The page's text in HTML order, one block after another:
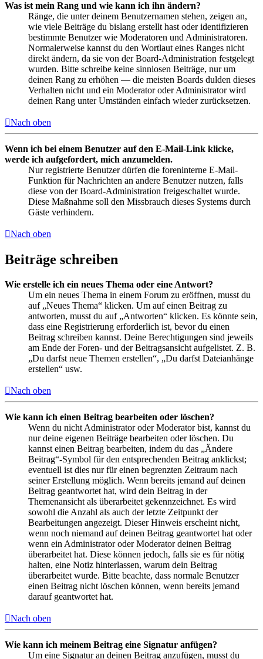
Was ist mein Rang und wie kann ich ihn ändern?
Ränge, die unter deinem Benutzernamen stehen, zeigen an,
wie viele Beiträge du bislang erstellt hast oder identifizieren
bestimmte Benutzer wie Moderatoren und Administratoren.
Normalerweise kannst du den Wortlaut eines Ranges nicht
direkt ändern, da sie von der Board-Administration festgelegt
wurden. Bitte schreibe keine sinnlosen Beiträge, nur um
deinen Rang zu erhöhen — die meisten Boards dulden dieses
Verhalten nicht und ein Moderator oder Administrator wird
deinen Rang unter Umständen einfach wieder zurücksetzen.
Nach oben
Wenn ich bei einem Benutzer auf den E-Mail-Link klicke,
werde ich aufgefordert, mich anzumelden.
Nur registrierte Benutzer dürfen die foreninterne E-Mail-
Funktion für Nachrichten an andere Benutzer nutzen, falls
diese von der Board-Administration freigeschaltet wurde.
Diese Maßnahme soll den Missbrauch dieses Systems durch
Gäste verhindern.
Nach oben
Beiträge schreiben
Wie erstelle ich ein neues Thema oder eine Antwort?
Um ein neues Thema in einem Forum zu eröffnen, musst du
auf „Neues Thema“ klicken. Um auf einen Beitrag zu
antworten, musst du auf „Antworten“ klicken. Es könnte sein,
dass eine Registrierung erforderlich ist, bevor du einen
Beitrag schreiben kannst. Deine Berechtigungen sind jeweils
am Ende der Foren- und der Beitragsansicht aufgelistet. Z. B.
„Du darfst neue Themen erstellen“, „Du darfst Dateianhänge
erstellen“ usw.
Nach oben
Wie kann ich einen Beitrag bearbeiten oder löschen?
Wenn du nicht Administrator oder Moderator bist, kannst du
nur deine eigenen Beiträge bearbeiten oder löschen. Du
kannst einen Beitrag bearbeiten, indem du das „Ändere
Beitrag“-Symbol für den entsprechenden Beitrag anklickst;
eventuell ist dies nur für einen begrenzten Zeitraum nach
seiner Erstellung möglich. Wenn bereits jemand auf deinen
Beitrag geantwortet hat, wird dein Beitrag in der
Themenansicht als überarbeitet gekennzeichnet. Es wird
sowohl die Anzahl als auch der letzte Zeitpunkt der
Bearbeitungen angezeigt. Dieser Hinweis erscheint nicht,
wenn noch niemand auf deinen Beitrag geantwortet hat oder
wenn ein Administrator oder Moderator deinen Beitrag
überarbeitet hat. Diese können jedoch, falls sie es für nötig
halten, eine Notiz hinterlassen, warum dein Beitrag
überarbeitet wurde. Bitte beachte, dass normale Benutzer
einen Beitrag nicht löschen können, wenn bereits jemand
darauf geantwortet hat.
Nach oben
Wie kann ich meinem Beitrag eine Signatur anfügen?
Um eine Signatur an deinen Beitrag anzufügen, musst du